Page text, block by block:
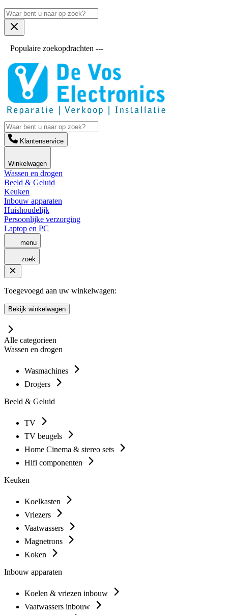
Populaire zoekopdrachten ---
Klantenservice
Winkelwagen
Wassen en drogen
Beeld & Geluid
Keuken
Inbouw apparaten
Huishoudelijk
Persoonlijke verzorging
Laptop en PC
menu
zoek
Toegevoegd aan uw winkelwagen:
Bekijk winkelwagen
Alle categorieen
Wassen en drogen
Wasmachines
Drogers
Beeld & Geluid
TV
TV beugels
Home Cinema & stereo sets
Hifi componenten
Keuken
Koelkasten
Vriezers
Vaatwassers
Magnetrons
Koken
Inbouw apparaten
Koelen & vriezen inbouw
Vaatwassers inbouw